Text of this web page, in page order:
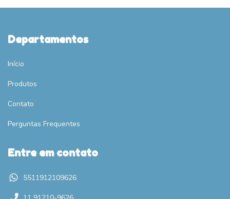
Departamentos
Início
Produtos
Contato
Perguntas Frequentes
Entre em contato
5511912109626